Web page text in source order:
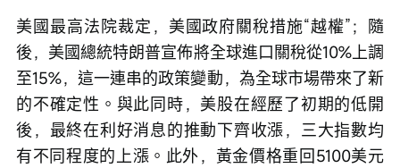
美國最高法院裁定，美國政府關稅措施“越權”；隨
後，美國總統特朗普宣佈將全球進口關稅從10%上調
至15%，這一連串的政策變動，為全球市場帶來了新
的不確定性。與此同時，美股在經歷了初期的低開
後，最終在利好消息的推動下齊收漲，三大指數均
有不同程度的上漲。此外，黃金價格重回5100美元